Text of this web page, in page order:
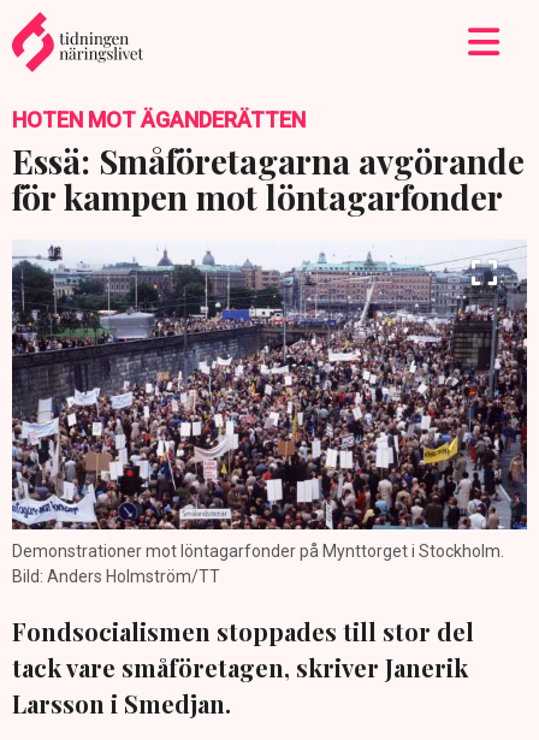
HOTEN MOT ÄGANDERÄTTEN
Essä: Småföretagarna avgörande
för kampen mot löntagarfonder
Demonstrationer mot löntagarfonder på Mynttorget i Stockholm.
Bild: Anders Holmström/TT
Fondsocialismen stoppades till stor del
tack vare småföretagen, skriver Janerik
Larsson i Smedjan.